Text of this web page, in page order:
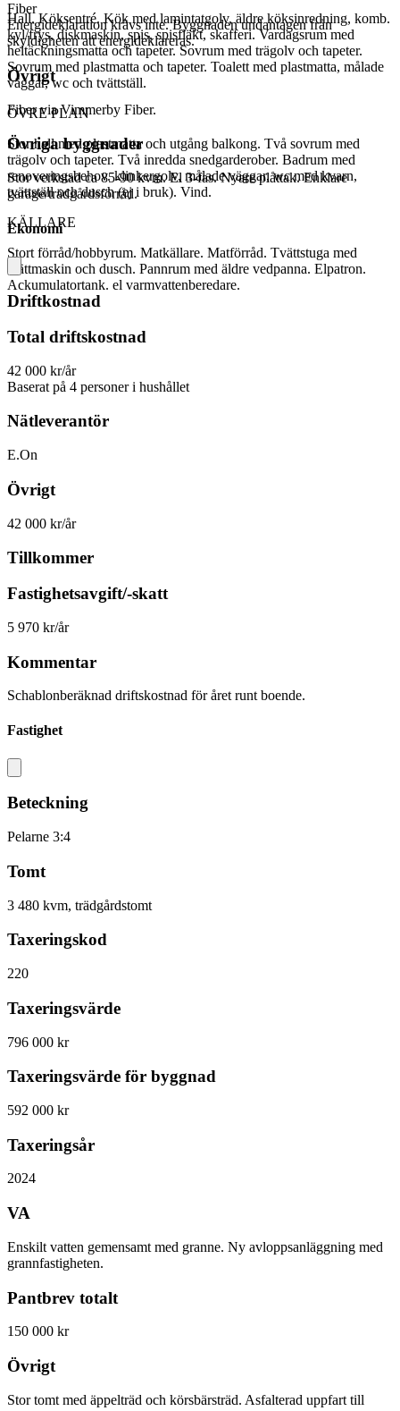
Hall. Köksentré. Kök med lamintatgolv, äldre köksinredning, komb.
kyl/frys, diskmaskin, spis, spisfläkt, skafferi. Vardagsrum med
heltäckningsmatta och tapeter. Sovrum med trägolv och tapeter.
Sovrum med plastmatta och tapeter. Toalett med plastmatta, målade
väggar, wc och tvättställ.
ÖVRE PLAN
Stor hall med plastmatta och utgång balkong. Två sovrum med
trägolv och tapeter. Två inredda snedgarderober. Badrum med
renoveringsbehov. klinkergolv, målade väggar, wc med kvarn,
tvättställ och dusch (ej i bruk). Vind.
KÄLLARE
Stort förråd/hobbyrum. Matkällare. Matförråd. Tvättstuga med
tvättmaskin och dusch. Pannrum med äldre vedpanna. Elpatron.
Ackumulatortank. el varmvattenberedare.
Fiber
Energideklaration krävs inte. Byggnaden undantagen från
skyldigheten att energideklareras.
Övrigt
Fiber via Vimmerby Fiber.
Övriga byggnader
Stor verkstad ca 85-90 kvm. El 3-fas. Nyare plåttak. Enklare
garage/trädgårdsförråd.
Ekonomi
Driftkostnad
Total driftskostnad
42 000 kr/år
Baserat på 4 personer i hushållet
Nätleverantör
E.On
Övrigt
42 000 kr/år
Tillkommer
Fastighetsavgift/-skatt
5 970 kr/år
Kommentar
Schablonberäknad driftskostnad för året runt boende.
Fastighet
Beteckning
Pelarne 3:4
Tomt
3 480 kvm, trädgårdstomt
Taxeringskod
220
Taxeringsvärde
796 000 kr
Taxeringsvärde för byggnad
592 000 kr
Taxeringsår
2024
VA
Enskilt vatten gemensamt med granne. Ny avloppsanläggning med
grannfastigheten.
Pantbrev totalt
150 000 kr
Övrigt
Stor tomt med äppelträd och körsbärsträd. Asfalterad uppfart till